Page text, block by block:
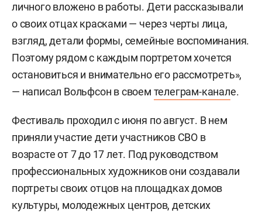
личного вложено в работы. Дети рассказывали
о своих отцах красками — через черты лица,
взгляд, детали формы, семейные воспоминания.
Поэтому рядом с каждым портретом хочется
остановиться и внимательно его рассмотреть»,
— написал Вольфсон в своем телеграм-канале.
Фестиваль проходил с июня по август. В нем
приняли участие дети участников СВО в
возрасте от 7 до 17 лет. Под руководством
профессиональных художников они создавали
портреты своих отцов на площадках домов
культуры, молодежных центров, детских